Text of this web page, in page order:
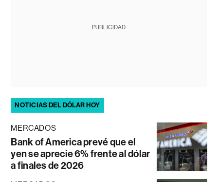
PUBLICIDAD
NOTICIAS DEL DÓLAR HOY
MERCADOS
Bank of America prevé que el
yen se aprecie 6% frente al dólar
a finales de 2026